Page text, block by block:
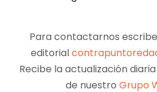
Para contactarnos
editorial
Recibe la actualización
de nuestro Grupo